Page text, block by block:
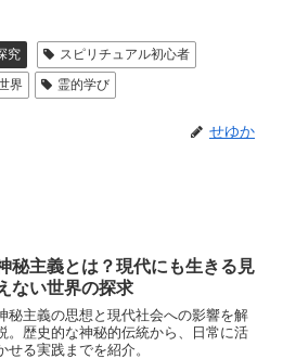
究
スピリチュアル初心者
界 霊的学び
せゆか
秘主義とは？現代にも生きる見
ない世界の探求
秘主義の思想と現代社会への影響を解
。歴史的な神秘的伝統から、日常に活
せる実践までを紹介。